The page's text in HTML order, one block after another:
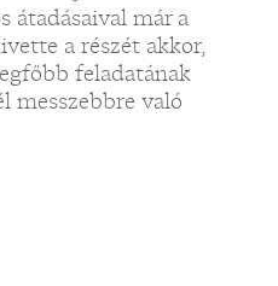
átadásaival már a
a részét akkor,
feladatának
messzebbre való